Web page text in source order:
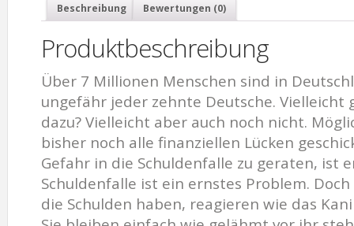
Beschreibung Bewertungen (0)
Produktbeschreibung
Über 7 Millionen Menschen sind in
ungefähr jeder zehnte Deutsche. Vielleicht
dazu? Vielleicht aber auch noch nicht.
bisher noch alle finanziellen Lücken
Gefahr in die Schuldenfalle zu geraten, ist
Schuldenfalle ist ein ernstes Problem.
die Schulden haben, reagieren wie das